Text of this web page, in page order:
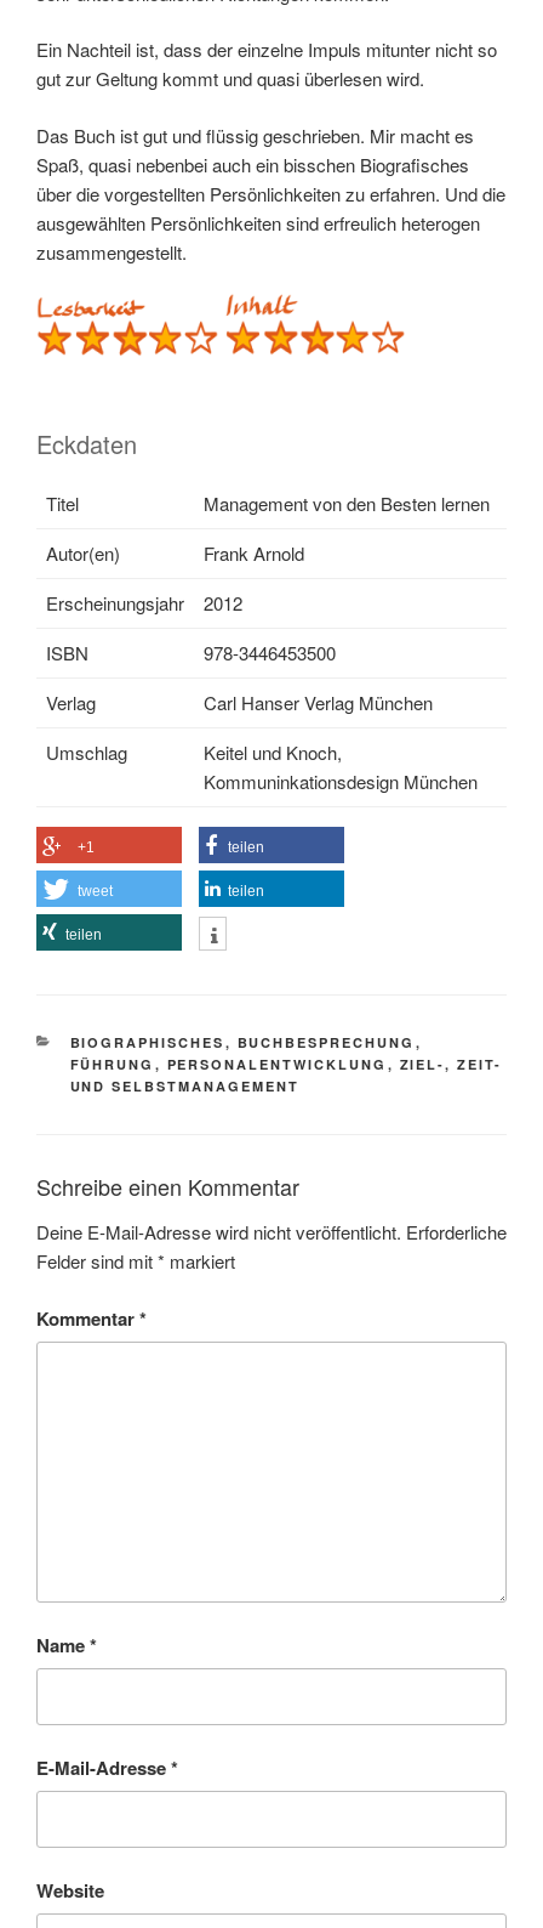
Ein Nachteil ist, dass der einzelne Impuls mitunter nicht so
gut zur Geltung kommt und quasi überlesen wird.
Das Buch ist gut und flüssig geschrieben. Mir macht es
Spaß, quasi nebenbei auch ein bisschen Biografisches
über die vorgestellten Persönlichkeiten zu erfahren. Und die
ausgewählten Persönlichkeiten sind erfreulich heterogen
zusammengestellt.
Eckdaten
Titel
Management von den Besten lernen
Autor(en)
Frank Arnold
Erscheinungsjahr
2012
ISBN
978-3446453500
Verlag
Carl Hanser Verlag München
Umschlag
Keitel und Knoch,
Kommuninkationsdesign München
+1 teilen
tweet teilen
teilen
KATEGORIEN
BIOGRAPHISCHES , BUCHBESPRECHUNG ,
FÜHRUNG , PERSONALENTWICKLUNG , ZIEL-, ZEIT-
UND SELBSTMANAGEMENT
Schreibe einen Kommentar
Deine E-Mail-Adresse wird nicht veröffentlicht. Erforderliche
Felder sind mit* markiert
Kommentar*
Name*
E-Mail-Adresse*
Website